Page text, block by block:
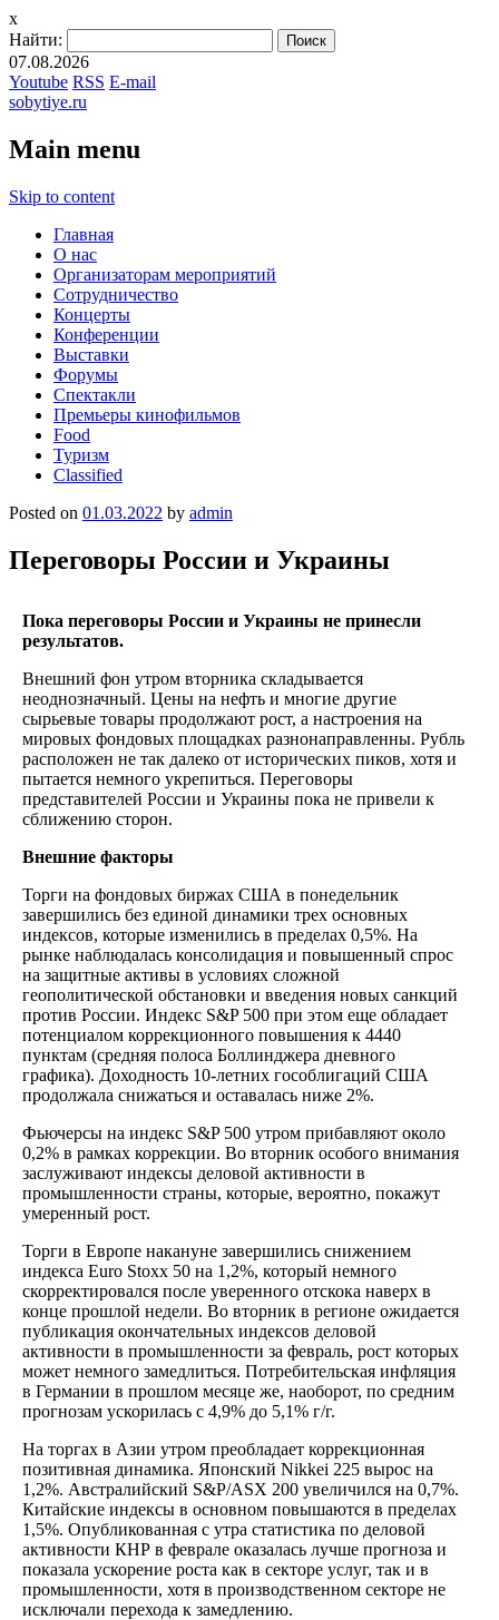
x
Найти:
07.08.2026
Youtube RSS E-mail
sobytiye.ru
Main menu
Skip to content
Главная
О нас
Организаторам мероприятий
Сотрудничество
Концерты
Конференции
Выставки
Форумы
Спектакли
Премьеры кинофильмов
Food
Туризм
Сlassified
Posted on 01.03.2022 by admin
Переговоры России и Украины
Пока переговоры России и Украины не принесли
результатов.
Внешний фон утром вторника складывается
неоднозначный. Цены на нефть и многие другие
сырьевые товары продолжают рост, а настроения на
мировых фондовых площадках разнонаправленны. Рубль
расположен не так далеко от исторических пиков, хотя и
пытается немного укрепиться. Переговоры
представителей России и Украины пока не привели к
сближению сторон.
Внешние факторы
Торги на фондовых биржах США в понедельник
завершились без единой динамики трех основных
индексов, которые изменились в пределах 0,5%. На
рынке наблюдалась консолидация и повышенный спрос
на защитные активы в условиях сложной
геополитической обстановки и введения новых санкций
против России. Индекс S&P 500 при этом еще обладает
потенциалом коррекционного повышения к 4440
пунктам (средняя полоса Боллинджера дневного
графика). Доходность 10-летних гособлигаций США
продолжала снижаться и оставалась ниже 2%.
Фьючерсы на индекс S&P 500 утром прибавляют около
0,2% в рамках коррекции. Во вторник особого внимания
заслуживают индексы деловой активности в
промышленности страны, которые, вероятно, покажут
умеренный рост.
Торги в Европе накануне завершились снижением
индекса Euro Stoxx 50 на 1,2%, который немного
скорректировался после уверенного отскока наверх в
конце прошлой недели. Во вторник в регионе ожидается
публикация окончательных индексов деловой
активности в промышленности за февраль, рост которых
может немного замедлиться. Потребительская инфляция
в Германии в прошлом месяце же, наоборот, по средним
прогнозам ускорилась с 4,9% до 5,1% г/г.
На торгах в Азии утром преобладает коррекционная
позитивная динамика. Японский Nikkei 225 вырос на
1,2%. Австралийский S&P/ASX 200 увеличился на 0,7%.
Китайские индексы в основном повышаются в пределах
1,5%. Опубликованная с утра статистика по деловой
активности КНР в феврале оказалась лучше прогноза и
показала ускорение роста как в секторе услуг, так и в
промышленности, хотя в производственном секторе не
исключали перехода к замедлению.